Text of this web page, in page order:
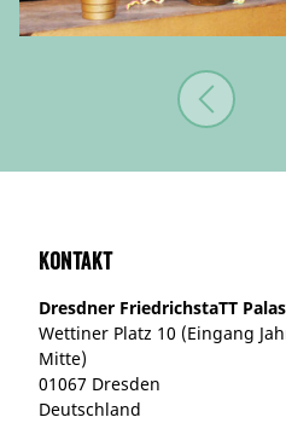
Kontakt
Dresdner FriedrichstaTT
Wettiner Platz 10 (Eingang
Mitte)
01067 Dresden
Deutschland